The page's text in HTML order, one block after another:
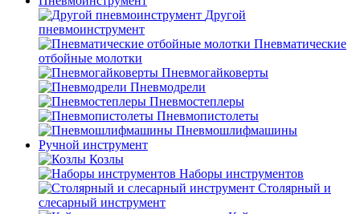
Другой
пневмоинструмент
Пневматические
отбойные молотки
Пневмогайковерты
Пневмодрели
Пневмостеплеры
Пневмопистолеты
Пневмошлифмашины
Ручной инструмент
Козлы
Наборы инструментов
Столярный и
слесарный инструмент